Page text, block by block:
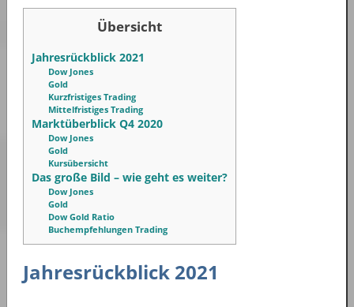
Übersicht
Jahresrückblick 2021
Dow Jones
Gold
Kurzfristiges Trading
Mittelfristiges Trading
Marktüberblick Q4 2020
Dow Jones
Gold
Kursübersicht
Das große Bild – wie geht es weiter?
Dow Jones
Gold
Dow Gold Ratio
Buchempfehlungen Trading
Jahresrückblick 2021